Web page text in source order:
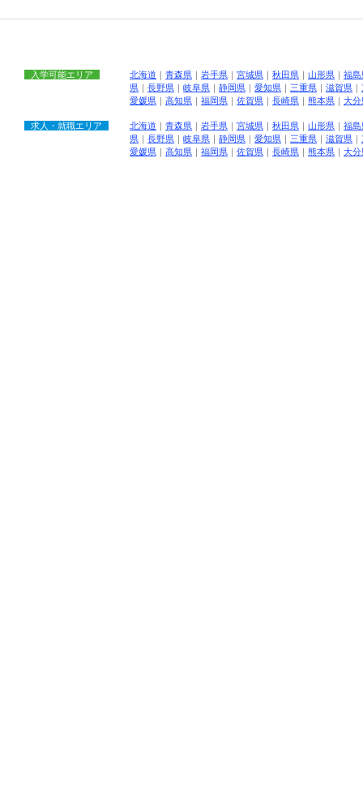
入学可能エリア 北海道 ｜ 青森県 ｜ 岩手県 ｜ 宮城県 ｜ 秋田県 ｜ 山形県 ｜ 福島
県 ｜ 長野県 ｜ 岐阜県 ｜ 静岡県 ｜ 愛知県 ｜ 三重県 ｜ 滋賀県 ｜
愛媛県 ｜ 高知県 ｜ 福岡県 ｜ 佐賀県 ｜ 長崎県 ｜ 熊本県 ｜ 大分
求人・就職エリア 北海道 ｜ 青森県 ｜ 岩手県 ｜ 宮城県 ｜ 秋田県 ｜ 山形県 ｜ 福島
県 ｜ 長野県 ｜ 岐阜県 ｜ 静岡県 ｜ 愛知県 ｜ 三重県 ｜ 滋賀県 ｜
愛媛県 ｜ 高知県 ｜ 福岡県 ｜ 佐賀県 ｜ 長崎県 ｜ 熊本県 ｜ 大分